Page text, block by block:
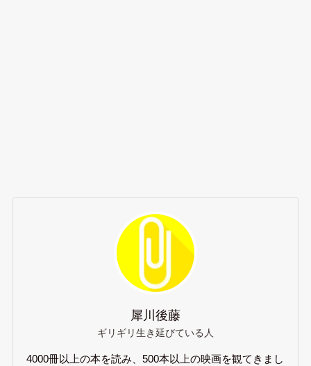
犀川後藤
ギリギリ生き延びている人
4000冊以上の本を読み、500本以上の映画を観てきまし